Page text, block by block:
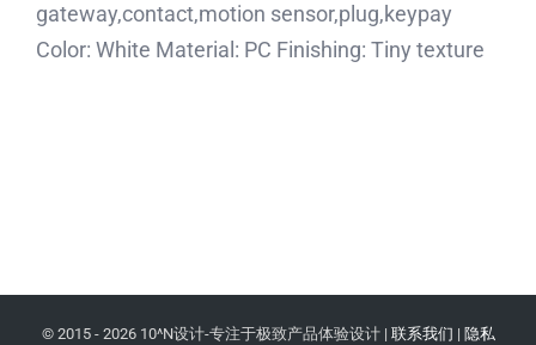
gateway,contact,motion sensor,plug,keypay
Color: White Material: PC Finishing: Tiny texture
© 2015 - 2026 10^N设计-专注于极致产品体验设计 | 联系我们 | 隐私